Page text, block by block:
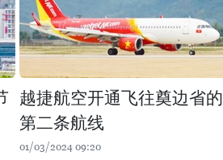
越捷航空开通飞往奠边省的
第二条航线
01/03/2024 09:20